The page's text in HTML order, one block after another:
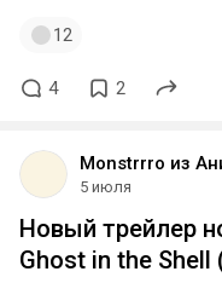
12
4 2
Monstrrro из
5 июля
Новый трейлер
Ghost in the Shell